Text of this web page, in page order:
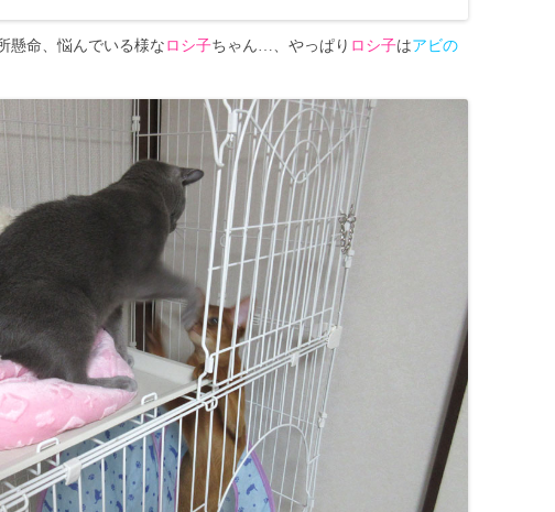
懸命、悩んでいる様な ロシ子ちゃん…、やっぱり ロシ子はアビの